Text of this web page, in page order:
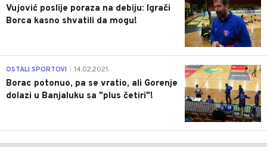
Vujović poslije poraza na debiju: Igrači
Borca kasno shvatili da mogu!
3
OSTALI SPORTOVI 14.02.2021.
Borac potonuo, pa se vratio, ali Gorenje
dolazi u Banjaluku sa "plus četiri"!